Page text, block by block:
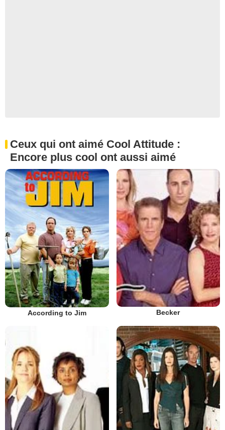
Ceux qui ont aimé Cool Attitude :
Encore plus cool ont aussi aimé
According to Jim Becker